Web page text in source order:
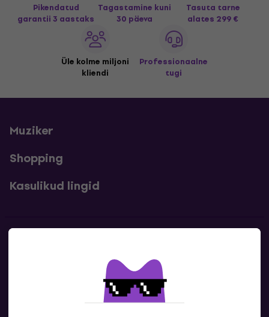
Pikendatud
garantii 3 aastaks
Tagastamine kuni
30 päeva
Tasuta tarne
alates 299 €
Üle kolme miljoni
kliendi
Professionaalne
tugi
Muziker
Shopping
Kasulikud lingid
Kontaktandmed